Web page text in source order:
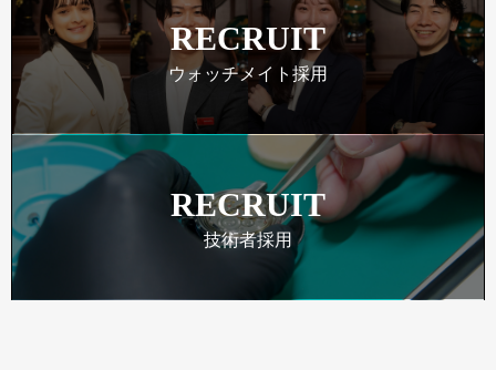
RECRUIT
ウォッチメイト採用
RECRUIT
技術者採用